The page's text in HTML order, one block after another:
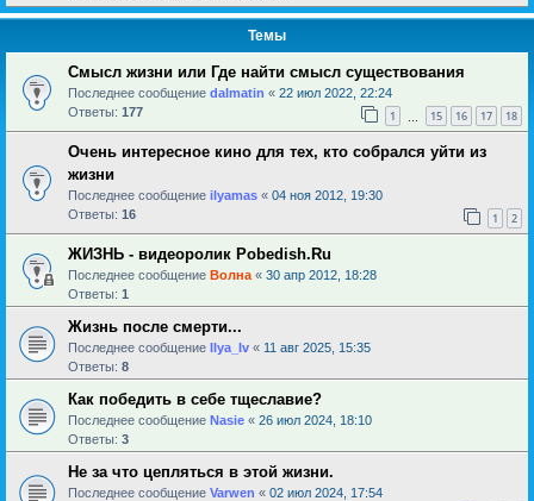
Темы
Смысл жизни или Где найти смысл существования
Последнее сообщение dalmatin « 22 июл 2022, 22:24
Ответы: 177 1 15 16 17 18
Очень интересное кино для тех, кто собрался уйти из
жизни
Последнее сообщение ilyamas « 04 ноя 2012, 19:30
Ответы: 16 1 2
ЖИЗНЬ - видеоролик Pobedish.Ru
Последнее сообщение Волна « 30 апр 2012, 18:28
Ответы: 1
Жизнь после смерти...
Последнее сообщение Ilya_Iv « 11 авг 2025, 15:35
Ответы: 8
Как победить в себе тщеславие?
Последнее сообщение Nasie « 26 июл 2024, 18:10
Ответы: 3
Не за что цепляться в этой жизни.
Последнее сообщение Varwen « 02 июл 2024, 17:54